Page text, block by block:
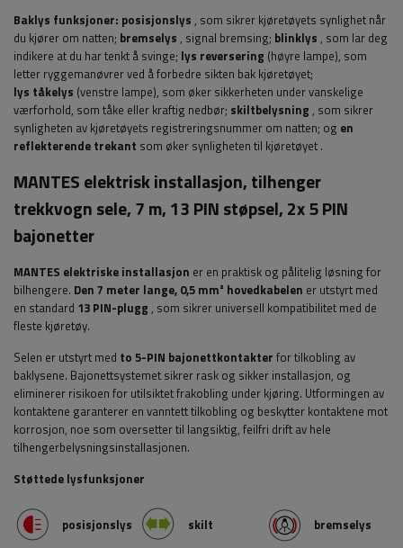
Baklys funksjoner: posisjonslys , som sikrer kjøretøyets synlighet når
du kjører om natten; bremselys , signal bremsing; blinklys , som lar deg
indikere at du har tenkt å svinge; lys reversering (høyre lampe), som
letter ryggemanøvrer ved å forbedre sikten bak kjøretøyet;
lys tåkelys (venstre lampe), som øker sikkerheten under vanskelige
værforhold, som tåke eller kraftig nedbør; skiltbelysning , som sikrer
synligheten av kjøretøyets registreringsnummer om natten; og en
reflekterende trekant som øker synligheten til kjøretøyet .
MANTES elektrisk installasjon, tilhenger
trekkvogn sele, 7 m, 13 PIN støpsel, 2x 5 PIN
bajonetter
MANTES elektriske installasjon er en praktisk og pålitelig løsning for
bilhengere. Den 7 meter lange, 0,5 mm² hovedkabelen er utstyrt med
en standard 13 PIN-plugg , som sikrer universell kompatibilitet med de
fleste kjøretøy.
Selen er utstyrt med to 5-PIN bajonettkontakter for tilkobling av
baklysene. Bajonettsystemet sikrer rask og sikker installasjon, og
eliminerer risikoen for utilsiktet frakobling under kjøring. Utformingen av
kontaktene garanterer en vanntett tilkobling og beskytter kontaktene mot
korrosjon, noe som oversetter til langsiktig, feilfri drift av hele
tilhengerbelysningsinstallasjonen.
Støttede lysfunksjoner
posisjonslys skilt bremselys